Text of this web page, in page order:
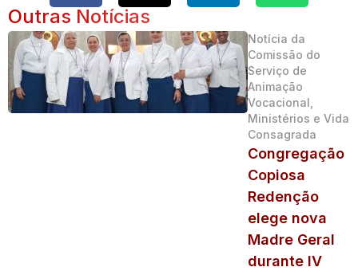
Outras Notícias
Notícia da
Comissão do
Serviço de
Animação
Vocacional,
Ministérios e Vida
Consagrada
Congregação
Copiosa
Redenção
elege nova
Madre Geral
durante IV